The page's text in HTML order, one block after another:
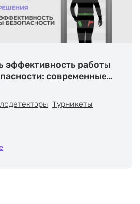
эффективность работы
современные
Турникеты